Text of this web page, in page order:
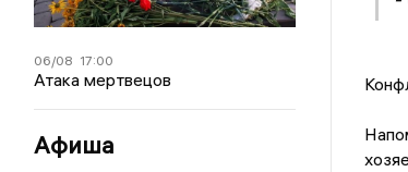
06/08 17:00
Атака мертвецов
Афиша